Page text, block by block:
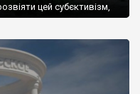
цей субєктивізм,